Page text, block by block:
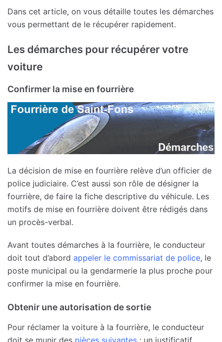
Dans cet article, on vous détaille toutes les démarches
vous permettant de le récupérer rapidement.
Les démarches pour récupérer votre
voiture
Confirmer la mise en fourrière
La décision de mise en fourrière relève d’un officier de
police judiciaire. C’est aussi son rôle de désigner la
fourrière, de faire la fiche descriptive du véhicule. Les
motifs de mise en fourrière doivent être rédigés dans
un procès-verbal.
Avant toutes démarches à la fourrière, le conducteur
doit tout d’abord appeler le commissariat de police, le
poste municipal ou la gendarmerie la plus proche pour
confirmer la mise en fourrière.
Obtenir une autorisation de sortie
Pour réclamer la voiture à la fourrière, le conducteur
doit se munir des pièces suivantes : un justificatif